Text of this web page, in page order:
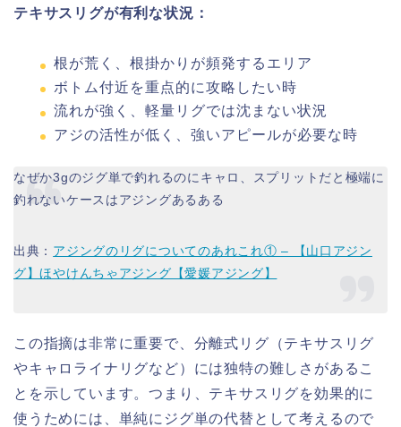
テキサスリグが有利な状況：
根が荒く、根掛かりが頻発するエリア
ボトム付近を重点的に攻略したい時
流れが強く、軽量リグでは沈まない状況
アジの活性が低く、強いアピールが必要な時
なぜか3gのジグ単で釣れるのにキャロ、スプリットだと極端に
釣れないケースはアジングあるある
出典： アジングのリグについてのあれこれ① – 【山口アジン
グ】ほやけんちゃアジング【愛媛アジング】
この指摘は非常に重要で、分離式リグ（テキサスリグ
やキャロライナリグなど）には独特の難しさがあるこ
とを示しています。つまり、テキサスリグを効果的に
使うためには、単純にジグ単の代替として考えるので